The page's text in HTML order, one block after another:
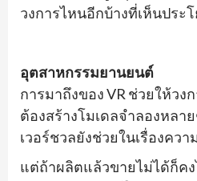
วงการไหนอีกบ้างที่เห็นประ
อุตสาหกรรมยานยนต์
การมาถึงของ VR ช่วยให้ว
ต้องสร้างโมเดลจำลองหล
เวอร์ชวลยังช่วยในเรื่องคว
แต่ถ้าผลิตแล้วขายไม่ได้ก็คง